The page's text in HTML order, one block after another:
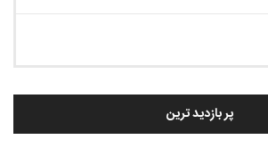
پر بازدید ترین